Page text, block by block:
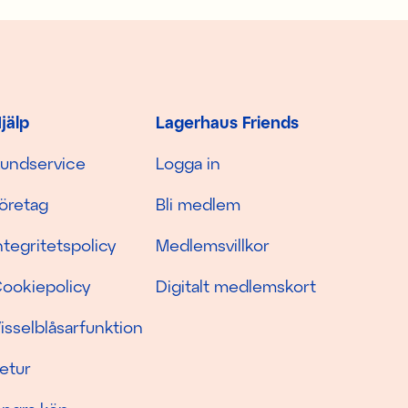
Lagerhaus Friends
Logga in
Bli medlem
Medlemsvillkor
Digitalt medlemskort